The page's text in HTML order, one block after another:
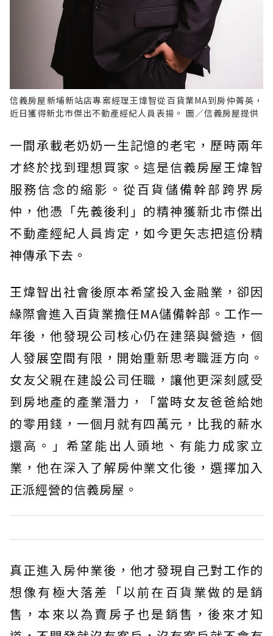
信義房屋新埔新站店專案經理王煒智從百貨業MA到房仲菁英，
近日獲得新北市傑出不動產經紀人員表揚。 圖／信義房屋提供
一間承載老奶奶一生記憶的老宅，歷時兩年
才終於找到理想買家。這是信義房屋王煒智
服務信念的縮影。從百貨儲備幹部跨界房
仲，他憑「先義後利」的精神獲新北市傑出
不動產經紀人員肯定，如今更矢志把這份精
神傳承下去。
王煒智出社會後原本希望投入金融業，卻因
緣際會進入百貨業擔任MA儲備幹部。工作一
年後，他發現公司核心仍在建築與營造，個
人發展空間有限，開始重新思考職涯方向。
女友父親在建設公司任職，讓他更深刻感受
到房地產的產業潛力，「當時女友爸爸給她
的零用錢，一個月就有四萬元，比我的薪水
還高。」希望能出人頭地、有能力成家立
業，他在深入了解房仲業文化後，選擇加入
正派經營的信義房屋。
真正進入房仲業後，他才發現自己對工作的
想像有極大落差「以前在百貨業做的是銷
售，本來以為賣房子也是銷售，後來才知